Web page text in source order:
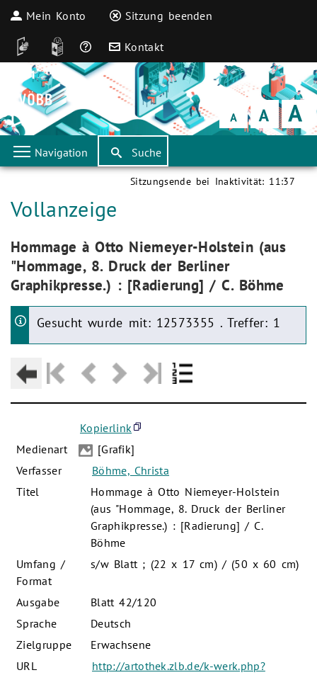
Mein Konto Sitzung beenden
DGS Leichte Sprache
Häufige Fragen
Kontakt
Schrift
klein Schrift
normal Schrift
groß
Navigation Suche
Sitzungsende bei Inaktivität: 11:37
Aktuelle Seite:
Vollanzeige
Aktuelle Seite:
Hommage à Otto Niemeyer-Holstein (aus
"Hommage, 8. Druck der Berliner
Graphikpresse.) : [Radierung] / C. Böhme
Gesucht wurde mit: 12573355 . Treffer: 1
Kopierlink
Medienart
[Grafik]
Verfasser
Böhme, Christa
Titel
Hommage à Otto Niemeyer-Holstein
(aus "Hommage, 8. Druck der Berliner
Graphikpresse.) : [Radierung] / C.
Böhme
Umfang /
Format
s/w Blatt ; (22 x 17 cm) / (50 x 60 cm)
Ausgabe
Blatt 42/120
Sprache
Deutsch
Zielgruppe
Erwachsene
URL
http://artothek.zlb.de/k-werk.php?